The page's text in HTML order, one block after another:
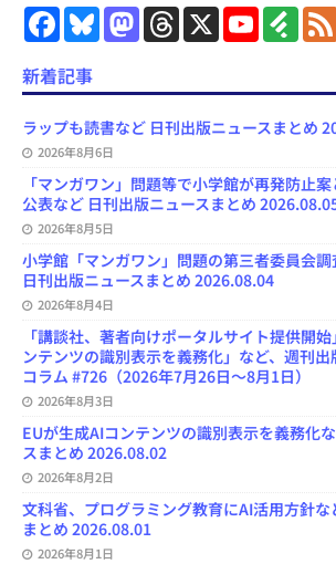
F
a
e
b
o
k
B
s
y
M
a
o
o
n
T
h
a
s
X
Y
o
u
e
C
a
n
n
F
e
l
新着記事
ラップも読書など 日刊出版ニュースまとめ
2026年8月6日
「マンガワン」問題等で小学館が再発防止
公表など 日刊出版ニュースまとめ
2026年8月5日
小学館「マンガワン」問題の第三者委員会
日刊出版ニュースまとめ 2026.08.04
2026年8月4日
「講談社、著者向けポータルサイト提供開
ンテンツの識別表示を義務化」など、週刊出
コラム #726（2026年7月26日～8月1日）
2026年8月3日
EUが生成AIコンテンツの識別表示を義務化
スまとめ 2026.08.02
2026年8月2日
文科省、プログラミング教育にAI活用方針な
まとめ 2026.08.01
2026年8月1日